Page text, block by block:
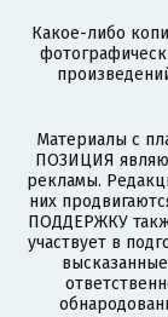
Какое-либо
Материалы с
ПОЗИЦИЯ
рекламы.
них
ПОДДЕРЖКУ
участвует в